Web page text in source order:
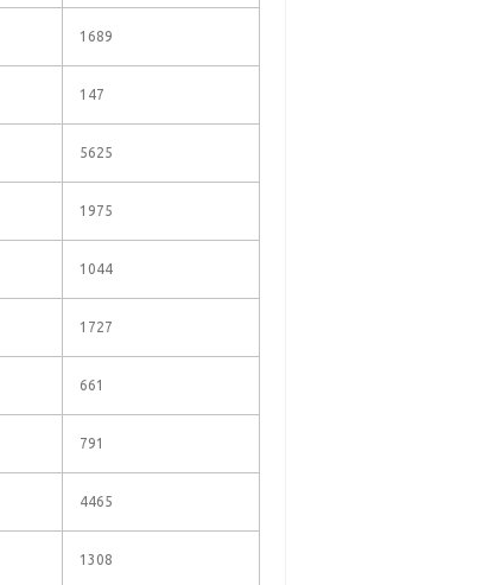
1689
147
5625
1975
1044
1727
661
791
4465
1308